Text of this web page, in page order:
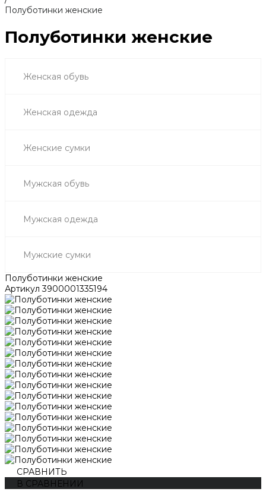
Полуботинки женские
Полуботинки женские
Женская обувь
Женская одежда
Женские сумки
Мужская обувь
Мужская одежда
Мужские сумки
Полуботинки женские
Артикул3900001335194
СРАВНИТЬ
В СРАВНЕНИИ